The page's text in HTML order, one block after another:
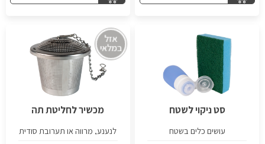
סט ניקוי לשטח
עושים כלים בשטח
מכשיר לחליטת תה
לנענע, מרווה או תערובת סודית